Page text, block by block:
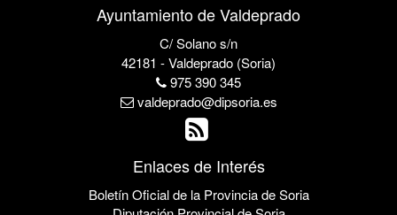
Ayuntamiento de Valdeprado
C/ Solano s/n
42181 - Valdeprado (Soria)
975 390 345
valdeprado@dipsoria.es
Enlaces de Interés
Boletín Oficial de la Provincia de Soria